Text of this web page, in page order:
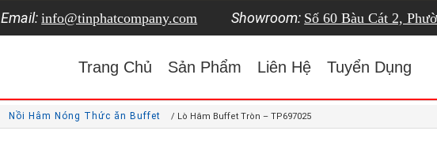
Email: info@tinphatcompany.com Showroom: Số 60 Bàu Cát 2,
Trang Chủ Sản Phẩm Liên Hệ Tuyển Dụng
Nồi Hâm Nóng Thức ăn Buffet / Lò Hâm Buffet Tròn – TP697025